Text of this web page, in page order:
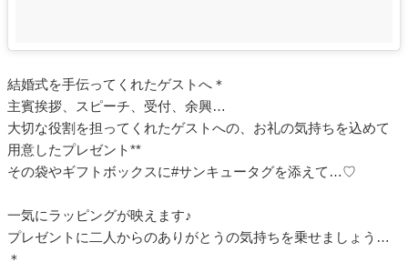
結婚式を手伝ってくれたゲストへ＊
主賓挨拶、スピーチ、受付、余興…
大切な役割を担ってくれたゲストへの、お礼の気持ちを込めて
用意したプレゼント**
その袋やギフトボックスに#サンキュータグを添えて…♡
一気にラッピングが映えます♪
プレゼントに二人からのありがとうの気持ちを乗せましょう…
＊